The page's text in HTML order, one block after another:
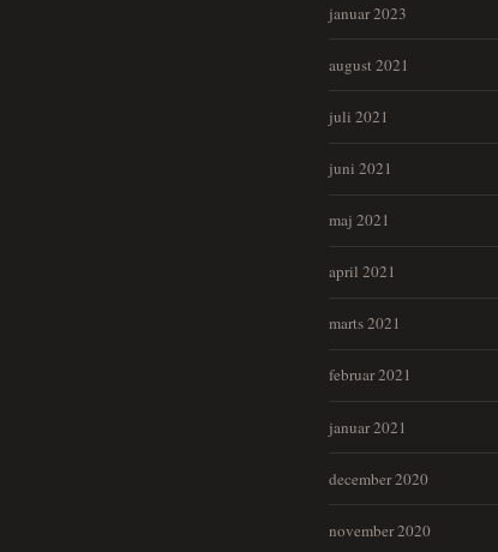
januar 2023
august 2021
juli 2021
juni 2021
maj 2021
april 2021
marts 2021
februar 2021
januar 2021
december 2020
november 2020